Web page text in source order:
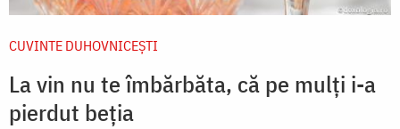
CUVINTE DUHOVNICEȘTI
La vin nu te îmbărbăta, că pe mulți i-a
pierdut beția